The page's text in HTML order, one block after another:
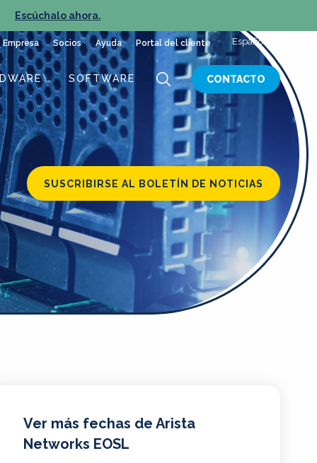
Escúchalo ahora.
Empresa Socios Ayuda Portal del cliente Español
SOFTWARE CONTACTO
SUSCRIBIRSE AL BOLETÍN DE NOTICIAS
Ver más fechas de Arista
Networks EOSL